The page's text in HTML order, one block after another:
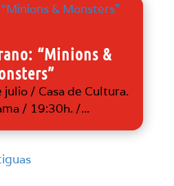
“Minions &
/ Casa de Cultura.
/ 19:30h. /...